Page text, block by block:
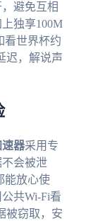
避免互相
独享100M
看世界杯约
迟，解说声
器采用专
会被泄
能放心使
共Wi-Fi看
被窃取，安